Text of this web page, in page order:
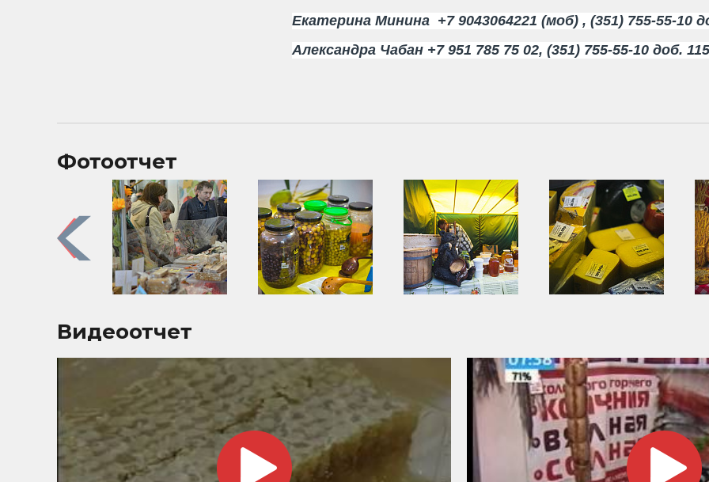
Екатерина Минина +7 9043064221 (моб) , (351) 755-55-10
Александра Чабан +7 951 785 75 02, (351) 755-55-10 доб.
Фотоотчет
Previous
Видеоотчет